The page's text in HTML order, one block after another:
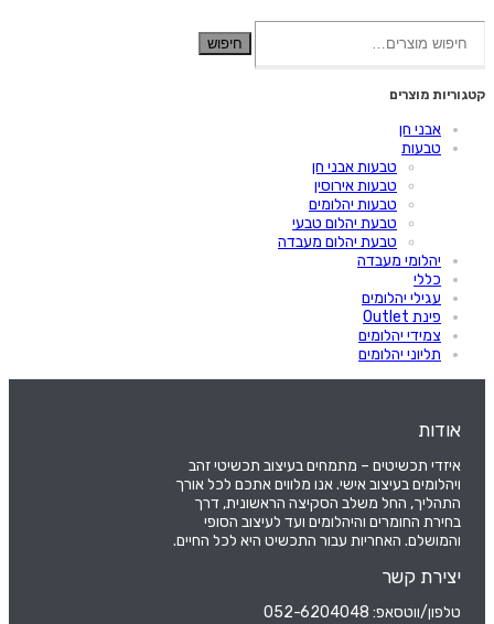
עבור:
חיפוש
קטגוריות מוצרים
אבני חן
טבעות
טבעות אבני חן
טבעות אירוסין
טבעות יהלומים
טבעת יהלום טבעי
טבעת יהלום מעבדה
יהלומי מעבדה
כללי
עגילי יהלומים
פינת Outlet
צמידי יהלומים
תליוני יהלומים
אודות
איזדי תכשיטים – מתמחים בעיצוב תכשיטי זהב
ויהלומים בעיצוב אישי. אנו מלווים אתכם לכל אורך
התהליך, החל משלב הסקיצה הראשונית, דרך
בחירת החומרים והיהלומים ועד לעיצוב הסופי
והמושלם. האחריות עבור התכשיט היא לכל החיים.
יצירת קשר
טלפון/ווטסאפ: 052-6204048